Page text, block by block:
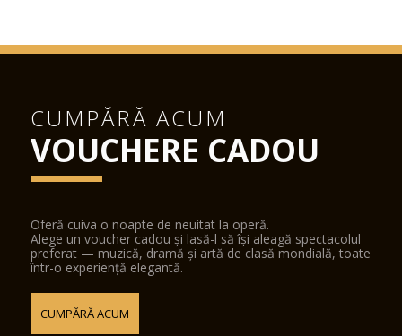
CUMPĂRĂ ACUM
VOUCHERE CADOU
Oferă cuiva o noapte de neuitat la operă.
Alege un voucher cadou și lasă-l să își aleagă spectacolul
preferat — muzică, dramă și artă de clasă mondială, toate
într-o experiență elegantă.
CUMPĂRĂ ACUM